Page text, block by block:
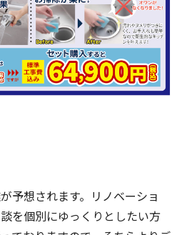
予想されます。リノベーショ
を個別にゆっくりとしたい方